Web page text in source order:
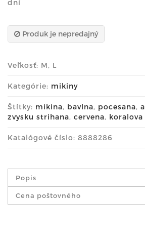
dní
Produk je nepredajný
Veľkosť: M, L
Kategórie: mikiny
Štítky: mikina, bavlna, pocesana,
zvysku strihana, cervena, koralova
Katalógové číslo: 8888286
Popis
Cena poštovného